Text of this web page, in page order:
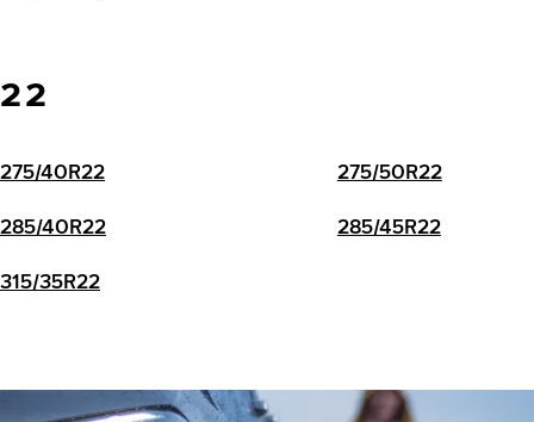
22
275/40R22 275/50R22
285/40R22 285/45R22
315/35R22